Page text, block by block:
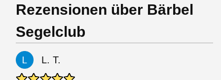
Rezensionen über Bärbel
Segelclub
L. T.